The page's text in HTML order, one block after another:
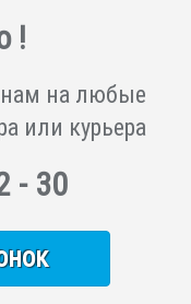
!
на любые
или курьера
- 30